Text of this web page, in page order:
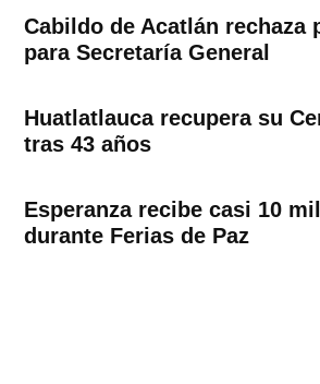
Cabildo de Acatlán rechaza
para Secretaría General
Huatlatlauca recupera su
tras 43 años
Esperanza recibe casi 10
durante Ferias de Paz